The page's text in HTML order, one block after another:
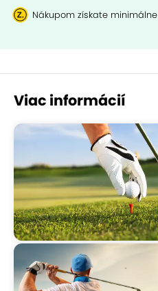
Nákupom získate minimálne
Viac informácií